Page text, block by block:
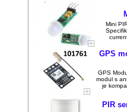
Mini
GPS
GPS
modul s
je
PIR